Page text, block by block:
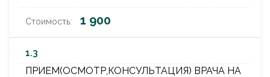
1 900
1.3
ПРИЕМ(ОСМОТР,КОНСУЛЬТАЦИЯ) ВРАЧА НА